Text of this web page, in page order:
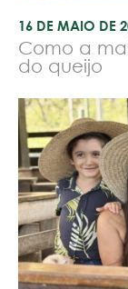
16 DE MAIO DE
Como a
do queijo